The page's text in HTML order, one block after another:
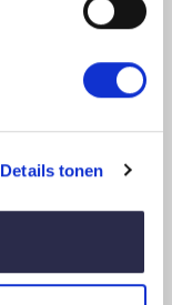
Details tonen